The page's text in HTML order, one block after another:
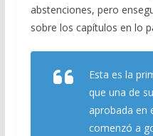
abstenciones, pero
sobre los capítulos en lo
Esta es la
que una de
aprobada en
comenzó a